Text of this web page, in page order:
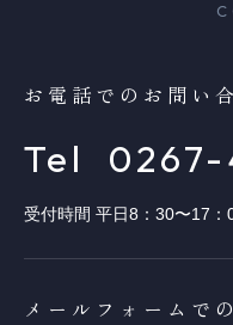
お電話でのお問い
Tel 0267-
受付時間 平日8：30〜17：
メールフォームで